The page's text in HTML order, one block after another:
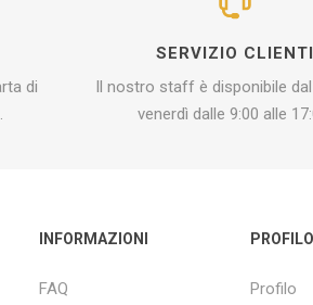
di
SERVIZIO CLIENTI
Il nostro staff è disponibile
venerdì dalle 9:00 alle
INFORMAZIONI
FAQ
PROFILO
Profilo